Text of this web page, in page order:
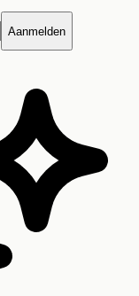
Aanmelden